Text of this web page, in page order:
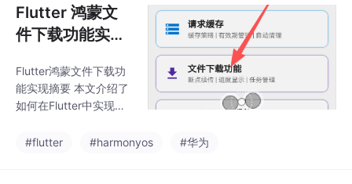
特别适合需要处理复
载逻辑 关键功能实现：
滚动监听自动加载、页
面跳转控制、加载指示
结果显示加载流畅、内
存占用合理 完整代码获
取：提供可直接集成的
持无限滚动和分页浏览
Flutter 鸿蒙文
件下载功能实
进度显示
Flutter鸿蒙文件下载功
能实现摘要 本文介绍了
如何在Flutter中实现支
功能，适用于鸿蒙系统
#flutter #harmonyos #华为